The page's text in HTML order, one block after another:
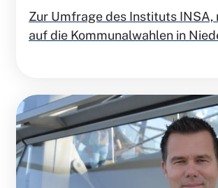
Zur Umfrage des Instituts INSA,
auf die Kommunalwahlen in